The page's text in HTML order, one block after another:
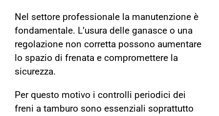
Nel settore professionale la manutenzione è
fondamentale. L’usura delle ganasce o una
regolazione non corretta possono aumentare
lo spazio di frenata e compromettere la
sicurezza.
Per questo motivo i controlli periodici dei
freni a tamburo sono essenziali soprattutto